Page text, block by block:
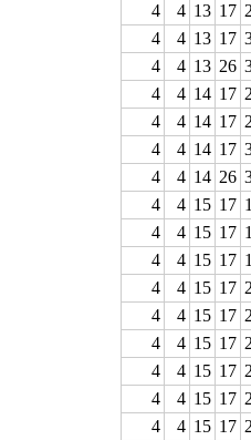
4
4 13 17
4
4 13 17
4
4 13 26
4
4 14 17
4
4 14 17
4
4 14 17
4
4 14 26
4
4 15 17
4
4 15 17
4
4 15 17
4
4 15 17
4
4 15 17
4
4 15 17
4
4 15 17
4
4 15 17
4
4 15 17